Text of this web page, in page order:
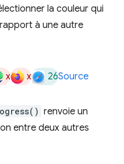
la couleur qui
à une autre
x x 26Source
renvoie un
entre deux autres